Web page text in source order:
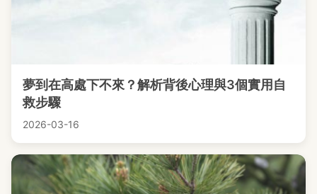
夢到在高處下不來？解析背後心理與3個實用自
救步驟
2026-03-16